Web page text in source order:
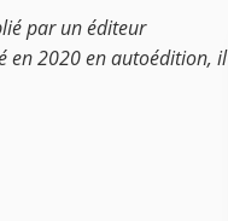
par un éditeur
en 2020 en autoédition, il